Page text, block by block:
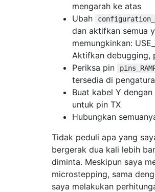
mengarah ke atas
Ubah
dan aktifkan semua
memungkinkan:
Aktifkan debugging,
Periksa pin
tersedia di
Buat kabel Y
untuk pin TX
Hubungkan
Tidak peduli apa yang
bergerak dua kali lebih
diminta. Meskipun saya
microstepping, sama
saya melakukan